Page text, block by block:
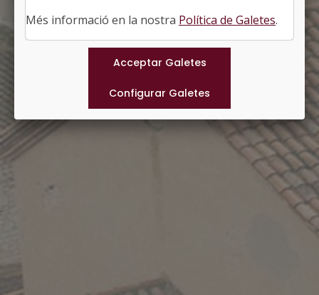
Municipis
Més informació en la nostra Política de Galetes.